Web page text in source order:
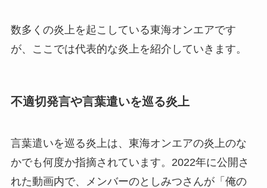
数多くの炎上を起こしている東海オンエアです
が、ここでは代表的な炎上を紹介していきます。
不適切発言や言葉遣いを巡る炎上
言葉遣いを巡る炎上は、東海オンエアの炎上のな
かでも何度か指摘されています。2022年に公開さ
れた動画内で、メンバーのとしみつさんが「俺の